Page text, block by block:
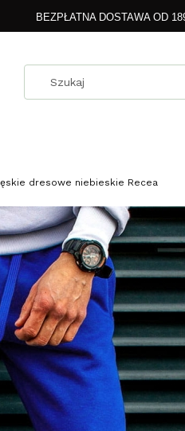
BEZPŁATNA DOSTAWA OD
dresowe niebieskie Recea